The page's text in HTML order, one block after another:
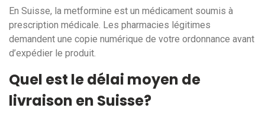
En Suisse, la metformine est un médicament soumis à
prescription médicale. Les pharmacies légitimes
demandent une copie numérique de votre ordonnance avant
d’expédier le produit.
Quel est le délai moyen de
livraison en Suisse?